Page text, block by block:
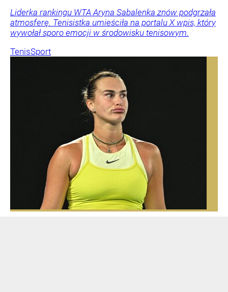
Liderka rankingu WTA Aryna Sabalenka znów podgrzała
atmosferę. Tenisistka umieściła na portalu X wpis, który
wywołał sporo emocji w środowisku tenisowym.
TenisSport